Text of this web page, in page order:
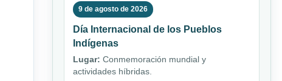
9 de agosto de 2026
Día Internacional de los Pueblos
Indígenas
Lugar: Conmemoración mundial y
actividades híbridas.